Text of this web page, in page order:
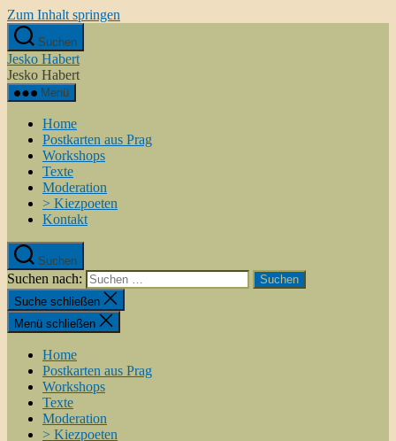
Zum Inhalt springen
Suchen
Jesko Habert
Jesko Habert
Menü
Home
Postkarten aus Prag
Workshops
Texte
Moderation
> Kiezpoeten
Kontakt
Suchen
Suchen nach:
Suche schließen
Menü schließen
Home
Postkarten aus Prag
Workshops
Texte
Moderation
> Kiezpoeten